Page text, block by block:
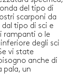
del tipo di
scarponi da
tipo di sci e
rampanti o le
degli sci
vi state
anche di
pala, un